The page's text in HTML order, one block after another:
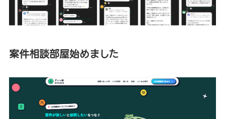
案件相談部屋始めました